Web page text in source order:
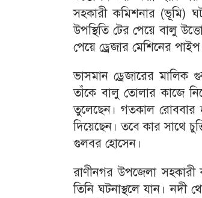
সহকারী কমিশনার (ভূমি)
উপস্থিতি টের পেয়ে বালু
পেয়ে ড্রেজার মেশিনের
ভাসমান ড্রেজারের
তাঁকে বালু তোলার কাজে
তুলেছেন। গতকাল রোববার
দিয়েছেন। তবে কার সাথে
গুলবর হোসেন।
রাণীনগর উপজেলা
তিনি ঘটনাস্থলে যান।